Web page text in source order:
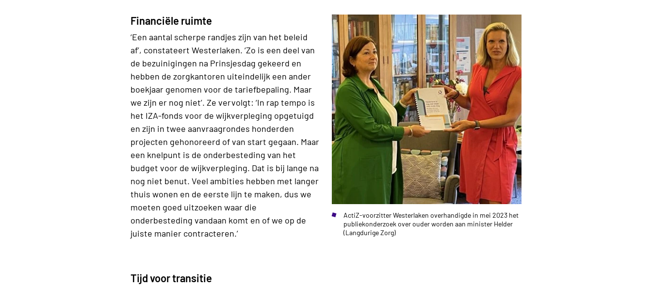
ActiZ-voorzitter Westerlaken overhandigde in mei 2023 het
publiekonderzoek over ouder worden aan minister Helder
(Langdurige Zorg)
Financiële ruimte
‘Een aantal scherpe randjes zijn van het beleid
af’, constateert Westerlaken. ‘Zo is een deel van
de bezuinigingen na Prinsjesdag gekeerd en
hebben de zorgkantoren uiteindelijk een ander
boekjaar genomen voor de tariefbepaling. Maar
we zijn er nog niet’. Ze vervolgt: ‘In rap tempo is
het IZA-fonds voor de wijkverpleging opgetuigd
en zijn in twee aanvraagrondes honderden
projecten gehonoreerd of van start gegaan. Maar
een knelpunt is de onderbesteding van het
budget voor de wijkverpleging. Dat is bij lange na
nog niet benut. Veel ambities hebben met langer
thuis wonen en de eerste lijn te maken, dus we
moeten goed uitzoeken waar die
onderbesteding vandaan komt en of we op de
juiste manier contracteren.’
Tijd voor transitie